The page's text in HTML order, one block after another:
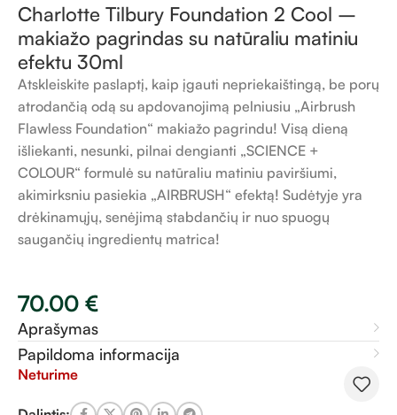
Charlotte Tilbury Foundation 2 Cool –
makiažo pagrindas su natūraliu matiniu
efektu 30ml
Atskleiskite paslaptį, kaip įgauti nepriekaištingą, be porų
atrodančią odą su apdovanojimą pelniusiu „Airbrush
Flawless Foundation“ makiažo pagrindu! Visą dieną
išliekanti, nesunki, pilnai dengianti „SCIENCE +
COLOUR“ formulė su natūraliu matiniu paviršiumi,
akimirksniu pasiekia „AIRBRUSH“ efektą! Sudėtyje yra
drėkinamųjų, senėjimą stabdančių ir nuo spuogų
saugančių ingredientų matrica!
70.00 €
Aprašymas
Papildoma informacija
Neturime